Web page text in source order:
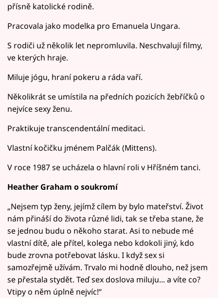
přísně katolické rodině.
Pracovala jako modelka pro Emanuela Ungara.
S rodiči už několik let nepromluvila. Neschvalují filmy,
ve kterých hraje.
Miluje jógu, hraní pokeru a ráda vaří.
Několikrát se umístila na předních pozicích žebříčků o
nejvíce sexy ženu.
Praktikuje transcendentální meditaci.
Vlastní kočičku jménem Palčák (Mittens).
V roce 1987 se ucházela o hlavní roli v Hříšném tanci.
Heather Graham o soukromí
„Nejsem typ ženy, jejímž cílem by bylo mateřství. Život
nám přináší do života různé lidi, tak se třeba stane, že
se jednou budu o někoho starat. Asi to nebude mé
vlastní dítě, ale přítel, kolega nebo kdokoli jiný, kdo
bude zrovna potřebovat lásku. I když sex si
samozřejmě užívám. Trvalo mi hodně dlouho, než jsem
se přestala stydět. Teď sex doslova miluju... a víte co?
Vtipy o něm úplně nejvíc!“